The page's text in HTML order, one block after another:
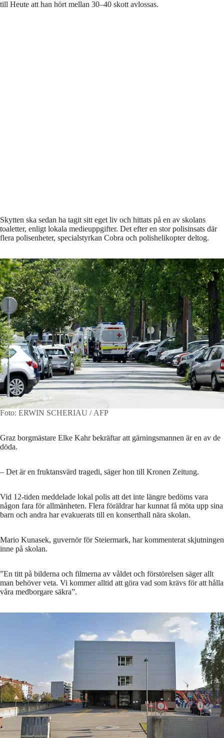
till Heute att han hört mellan 30–40 skott avlossas.
Skytten ska sedan ha tagit sitt eget liv och hittats på en av skolans
toaletter, enligt lokala medieuppgifter. Det efter en stor polisinsats där
flera polisenheter, specialstyrkan Cobra och polishelikopter deltog.
Foto: ERWIN SCHERIAU / AFP
Graz borgmästare Elke Kahr bekräftar att gärningsmannen är en av de
döda.
– Det är en fruktansvärd tragedi, säger hon till Kronen Zeitung.
Vid 12-tiden meddelade lokal polis att det inte längre bedöms vara
någon fara för allmänheten. Flera föräldrar har kunnat få möta upp sina
barn och andra har evakuerats till en konserthall nära skolan.
Mario Kunasek, guvernör för Steiermark, har kommenterat skjutningen
inne på skolan.
”En titt på bilderna och filmerna av våldet och förstörelsen säger allt
man behöver veta. Vi kommer alltid att göra vad som krävs för att hålla
våra medborgare säkra”.